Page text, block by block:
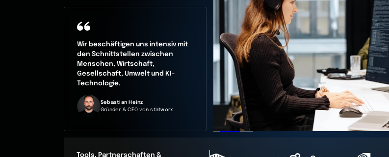
Wir beschäftigen uns intensiv mit
den Schnittstellen zwischen
Menschen, Wirtschaft,
Gesellschaft, Umwelt und KI-
Technologie.
Sebastian Heinz
Gründer & CEO von statworx
Tools, Partnerschaften &